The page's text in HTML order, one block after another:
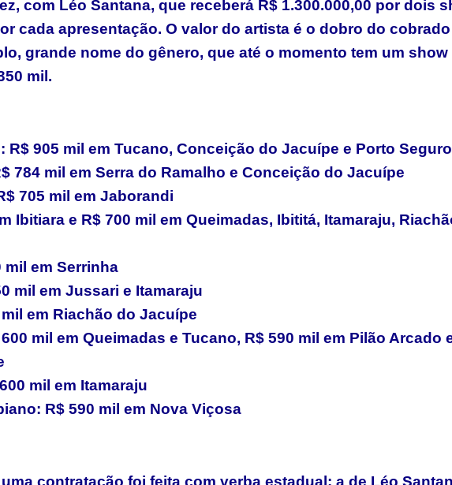
com Léo Santana, que receberá R$ 1.300.000,00 por dois
cada apresentação. O valor do artista é o dobro do
grande nome do gênero, que até o momento tem um show
mil.
R$ 905 mil em Tucano, Conceição do Jacuípe e Porto Seguro
784 mil em Serra do Ramalho e Conceição do Jacuípe
705 mil em Jaborandi
Ibitiara e R$ 700 mil em Queimadas, Ibititá, Itamaraju,
mil em Serrinha
mil em Jussari e Itamaraju
em Riachão do Jacuípe
mil em Queimadas e Tucano, R$ 590 mil em Pilão Arcado
mil em Itamaraju
R$ 590 mil em Nova Viçosa
contratação foi feita com verba estadual: a de Léo